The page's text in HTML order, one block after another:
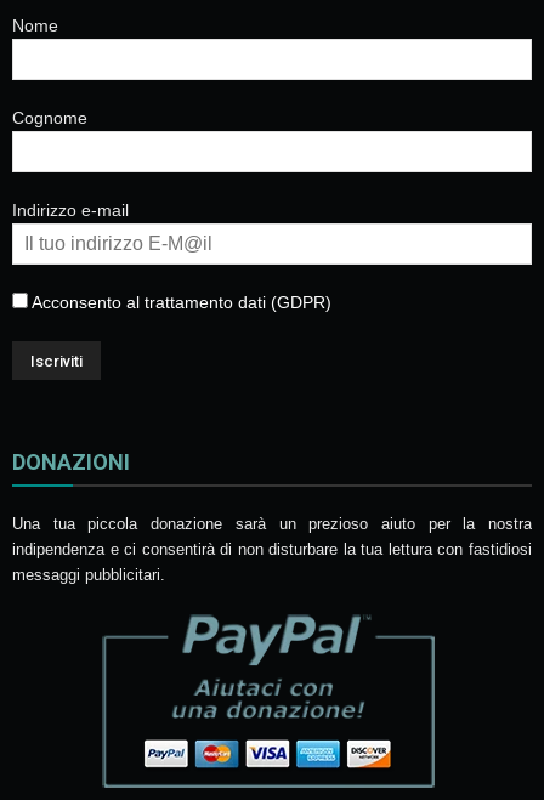
Nome
Cognome
Indirizzo e-mail
Acconsento al trattamento dati (GDPR)
DONAZIONI
Una tua piccola donazione sarà un prezioso aiuto per la nostra
indipendenza e ci consentirà di non disturbare la tua lettura con fastidiosi
messaggi pubblicitari.